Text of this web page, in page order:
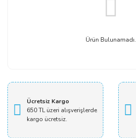
Ürün Bulunamadı.
Ücretsiz Kargo
650 TL üzeri alışverişlerde
kargo ücretsiz.